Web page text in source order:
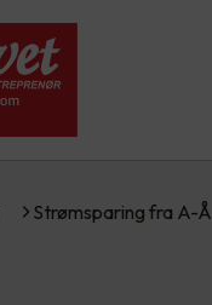
Strømsparing fra A-Å